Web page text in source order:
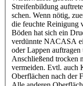
Streifenbildung
schen. Wenn nötig,
die feuchte Reinigung
Böden hat sich ein
verdünnte NACASA
oder Lappen
Anschließend trocken
vermeiden. Evtl. auch
Oberflächen nach der